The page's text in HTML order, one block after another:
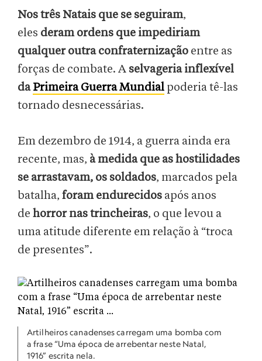
Nos três Natais que se seguiram,
eles deram ordens que impediriam
qualquer outra confraternização entre as
forças de combate. A selvageria inflexível
daPrimeira Guerra Mundial poderia tê-las
tornado desnecessárias.
Em dezembro de 1914, a guerra ainda era
recente, mas, à medida que as hostilidades
se arrastavam, os soldados, marcados pela
batalha, foram endurecidos após anos
de horror nas trincheiras, o que levou a
uma atitude diferente em relação à “troca
de presentes”.
Artilheiros canadenses carregam uma bomba com
a frase “Uma época de arrebentar neste Natal,
1916” escrita nela.